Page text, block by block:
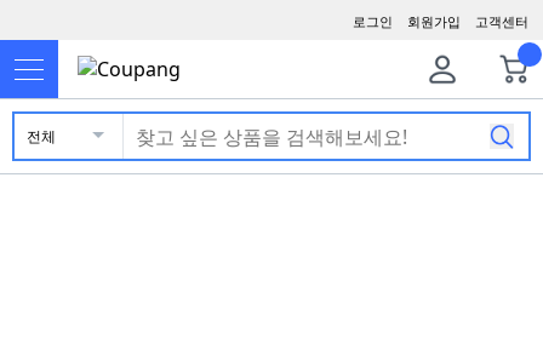
고객센터
회원가입
로그인
전체